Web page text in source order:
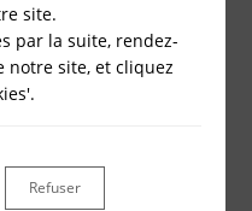
site.
par la suite, rendez-
notre site, et cliquez
Refuser